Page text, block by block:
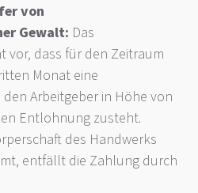
von
Gewalt: Das
vor, dass für den Zeitraum
Monat eine
Arbeitgeber in Höhe von
Entlohnung zusteht.
des Handwerks
entfällt die Zahlung durch